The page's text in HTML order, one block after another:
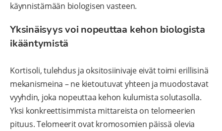
käynnistämään biologisen vasteen.
Yksinäisyys voi nopeuttaa kehon biologista
ikääntymistä
Kortisoli, tulehdus ja oksitosiinivaje eivät toimi erillisinä
mekanismeina – ne kietoutuvat yhteen ja muodostavat
vyyhdin, joka nopeuttaa kehon kulumista solutasolla.
Yksi konkreettisimmista mittareista on telomeerien
pituus. Telomeerit ovat kromosomien päissä olevia